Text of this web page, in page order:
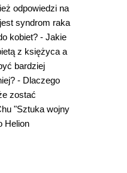
odpowiedzi na
syndrom raka
kobiet? - Jakie
z księżyca a
bardziej
- Dlaczego
zostać
"Sztuka wojny
Helion